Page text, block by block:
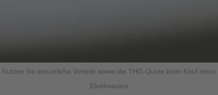
Nutzen Sie steuerliche Vorteile sowie die THG-Quote beim Kauf eines
Elektroautos